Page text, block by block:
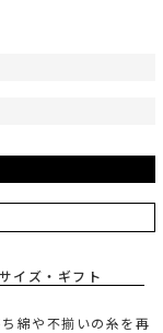
イズ・ギフト
綿や不揃いの糸を再